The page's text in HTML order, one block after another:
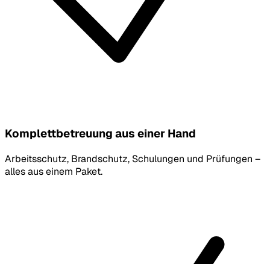
Komplettbetreuung aus einer Hand
Arbeitsschutz, Brandschutz, Schulungen und Prüfungen –
alles aus einem Paket.